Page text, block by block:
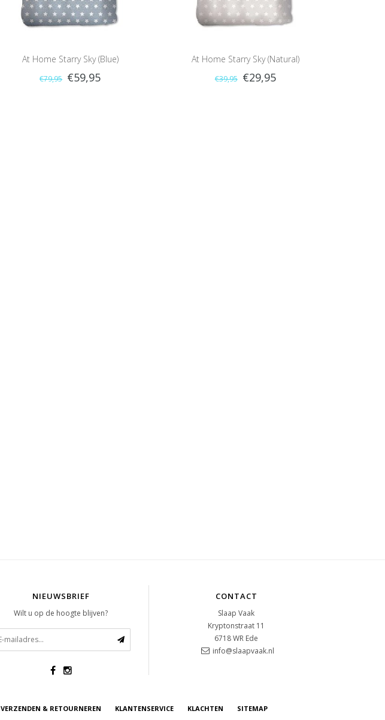
At Home Starry Sky (Blue)
€79,95 €59,95
At Home Starry Sky (Natural)
€39,95 €29,95
NIEUWSBRIEF
Wilt u op de hoogte blijven?
CONTACT
Slaap Vaak
Kryptonstraat 11
6718 WR Ede
info@slaapvaak.nl
VERZENDEN & RETOURNEREN KLANTENSERVICE KLACHTEN SITEMAP